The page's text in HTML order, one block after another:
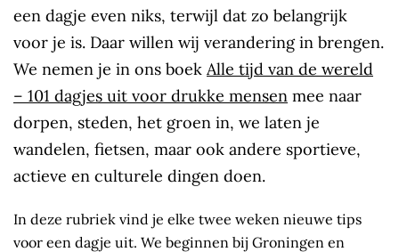
een dagje even niks, terwijl dat zo belangrijk
voor je is. Daar willen wij verandering in brengen.
We nemen je in ons boek Alle tijd van de wereld
– 101 dagjes uit voor drukke mensen mee naar
dorpen, steden, het groen in, we laten je
wandelen, fietsen, maar ook andere sportieve,
actieve en culturele dingen doen.
In deze rubriek vind je elke twee weken nieuwe tips
voor een dagje uit. We beginnen bij Groningen en